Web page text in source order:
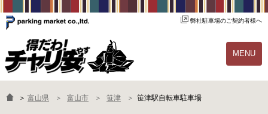
弊社駐車場のご契約者様へ
MENU
物件一覧 ご契約の流れ
＞ 富山県 富山市 笹津 笹津駅自転車駐車場